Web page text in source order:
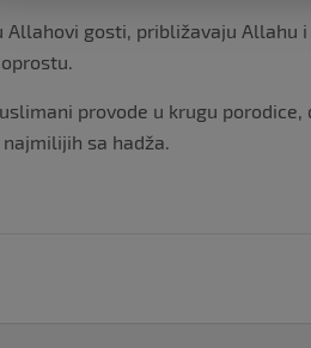
gosti, približavaju Allahu
provode u krugu porodice,
sa hadža.